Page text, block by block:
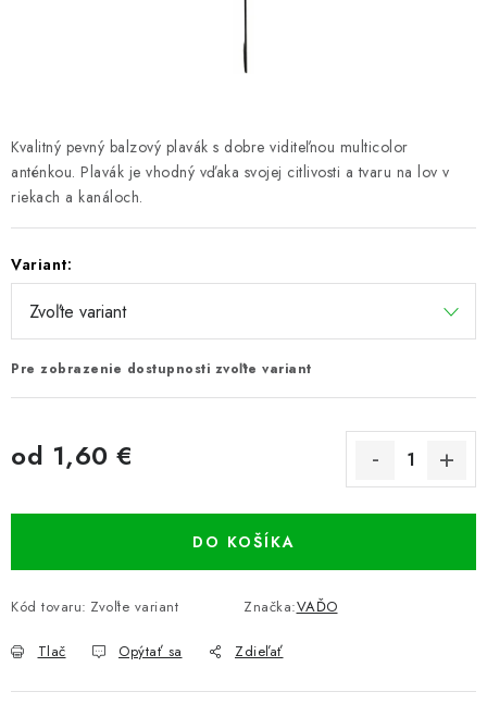
NAVIJAKY
PRÚTY
KONTAKTY
ZNAČKY
Navštívte našu predajňu vo Dvoroch nad Žitavou »
Kvalitný pevný balzový plavák s dobre viditeľnou multicolor
anténkou. Plavák je vhodný vďaka svojej citlivosti a tvaru na lov v
riekach a kanáloch.
Variant:
Pre zobrazenie dostupnosti zvoľte variant
od 1,60 €
DO KOŠÍKA
Kód tovaru: Zvoľte variant Značka:VAĎO
Tlač Opýtať sa Zdieľať